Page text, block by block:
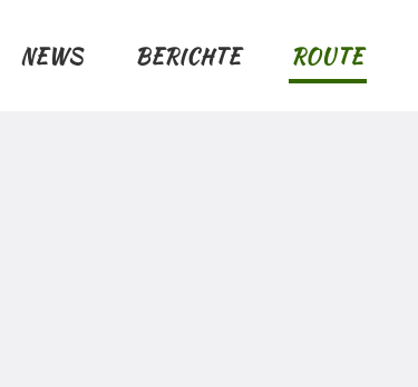
NEWS BERICHTE ROUTE